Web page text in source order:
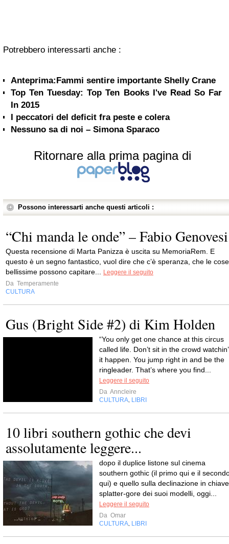
Potrebbero interessarti anche :
Anteprima:Fammi sentire importante Shelly Crane
Top Ten Tuesday: Top Ten Books I've Read So Far
In 2015
I peccatori del deficit fra peste e colera
Nessuno sa di noi – Simona Sparaco
Ritornare alla prima pagina di
Possono interessarti anche questi articoli :
“Chi manda le onde” – Fabio Genovesi
Questa recensione di Marta Panizza è uscita su MemoriaRem. E
questo è un segno fantastico, vuol dire che c’è speranza, che le cose
bellissime possono capitare...
Leggere il seguito
Da Temperamente
CULTURA
Gus (Bright Side #2) di Kim Holden
“You only get one chance at this circus
called life. Don’t sit in the crowd watchin’
it happen. You jump right in and be the
ringleader. That’s where you find...
Leggere il seguito
Da Anncleire
CULTURA LIBRI
10 libri southern gothic che devi
assolutamente leggere...
dopo il duplice listone sul cinema
southern gothic (il primo qui e il
qui) e quello sulla declinazione in chiave
splatter-gore dei suoi modelli, oggi...
Leggere il seguito
Da Omar
CULTURA LIBRI